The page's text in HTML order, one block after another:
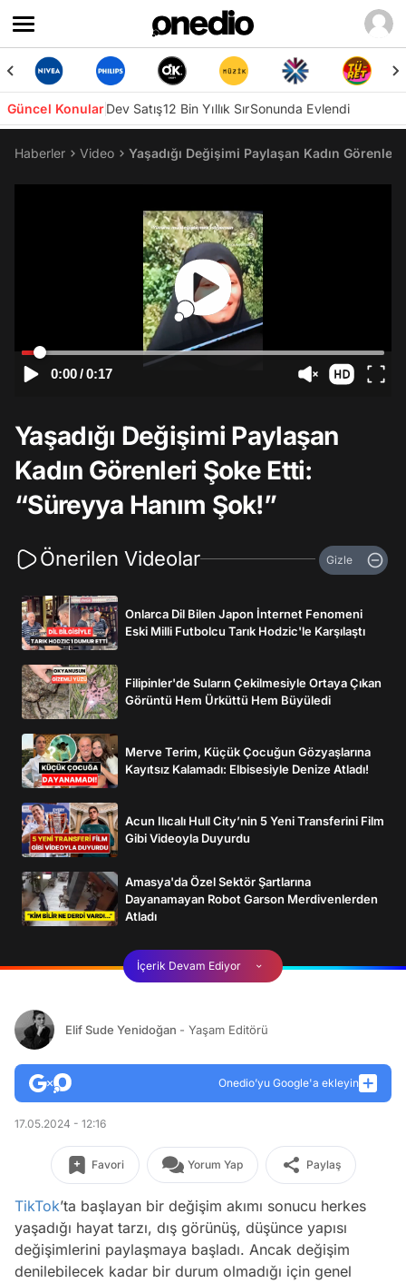
Güncel KonularDev Satış12 Bin Yıllık SırSonunda Evlendi
Haberler Video Yaşadığı Değişimi Paylaşan Kadın
0:00/0:17
Yaşadığı Değişimi Paylaşan
Kadın Görenleri Şoke Etti:
“Süreyya Hanım Şok!”
Önerilen Videolar Gizle
Onlarca Dil Bilen Japon İnternet Fenomeni
Eski Milli Futbolcu Tarık Hodzic'le Karşılaştı
Filipinler'de Suların Çekilmesiyle Ortaya Çıkan
Görüntü Hem Ürküttü Hem Büyüledi
Merve Terim, Küçük Çocuğun Gözyaşlarına
Kayıtsız Kalamadı: Elbisesiyle Denize Atladı!
Acun Ilıcalı Hull City’nin 5 Yeni Transferini Film
Gibi Videoyla Duyurdu
Amasya'da Özel Sektör Şartlarına
Dayanamayan Robot Garson Merdivenlerden
Atladı
İçerik Devam Ediyor
Elif Sude Yenidoğan - Yaşam Editörü
Onedio’yu Google'a ekleyin
17.05.2024 - 12:16
Favori Yorum Yap Paylaş
TikTok’ta başlayan bir değişim akımı sonucu herkes
yaşadığı hayat tarzı, dış görünüş, düşünce yapısı
değişimlerini paylaşmaya başladı. Ancak değişim
denilebilecek kadar bir durum olmadığı için genel